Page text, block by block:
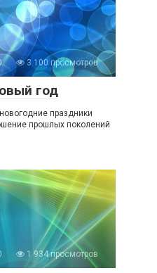
3 100 просмотров
год
праздники
прошлых поколений
1 934 просмотров